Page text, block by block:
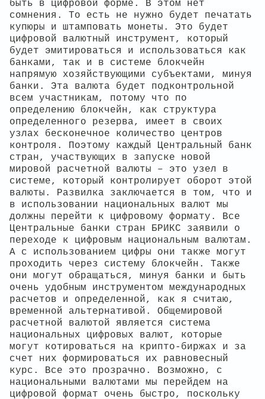
быть в цифровой форме. В этом нет
сомнения. То есть не нужно будет печатать
купюры и штамповать монеты. Это будет
цифровой валютный инструмент, который
будет эмитироваться и использоваться как
банками, так и в системе блокчейн
напрямую хозяйствующими субъектами, минуя
банки. Эта валюта будет подконтрольной
всем участникам, потому что по
определению блокчейн, как структура
определенного резерва, имеет в своих
узлах бесконечное количество центров
контроля. Поэтому каждый Центральный банк
стран, участвующих в запуске новой
мировой расчетной валюты – это узел в
системе, который контролирует оборот этой
валюты. Развилка заключается в том, что и
в использовании национальных валют мы
должны перейти к цифровому формату. Все
Центральные банки стран БРИКС заявили о
переходе к цифровым национальным валютам.
А с использованием цифры они также могут
проходить через систему блокчейн. Также
они могут обращаться, минуя банки и быть
очень удобным инструментом международных
расчетов и определенной, как я считаю,
временной альтернативой. Общемировой
расчетной валютой является система
национальных цифровых валют, которые
могут котироваться на крипто-биржах и за
счет них формироваться их равновесный
курс. Все это прозрачно. Возможно, с
национальными валютами мы перейдем на
цифровой формат очень быстро, поскольку